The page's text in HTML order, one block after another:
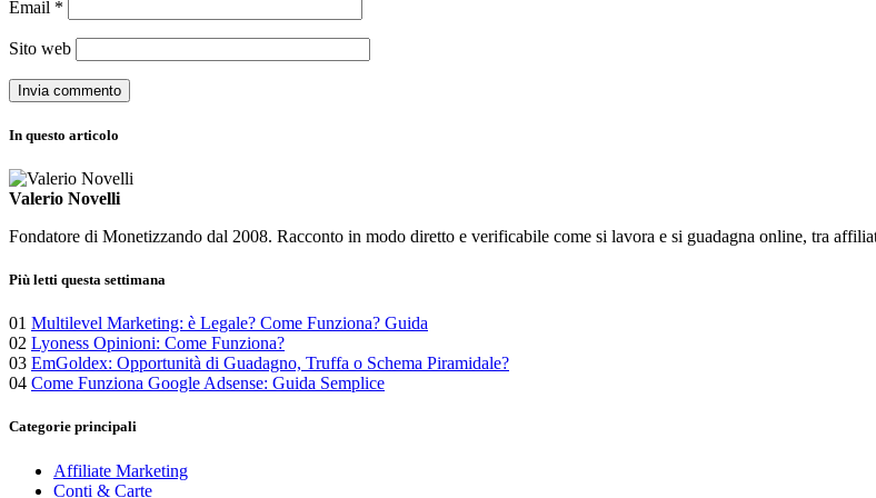
Email *
Sito web
In questo articolo
Valerio Novelli
Fondatore di Monetizzando dal 2008. Racconto in modo diretto e verificabile come si lavora e si guadagna online, tra
Più letti questa settimana
01 Multilevel Marketing: è Legale? Come Funziona? Guida
02 Lyoness Opinioni: Come Funziona?
03 EmGoldex: Opportunità di Guadagno, Truffa o Schema Piramidale?
04 Come Funziona Google Adsense: Guida Semplice
Categorie principali
Affiliate Marketing
Conti & Carte